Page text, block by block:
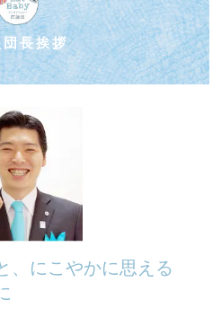
団長挨拶
、にこやかに思える